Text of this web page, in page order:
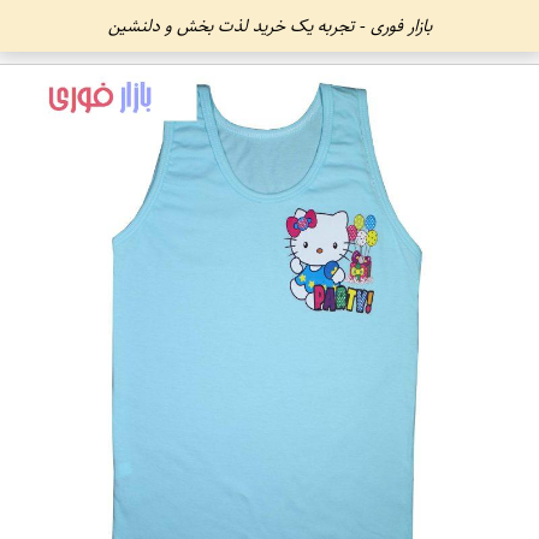
بازار فوری - تجربه یک خرید لذت بخش و دلنشین